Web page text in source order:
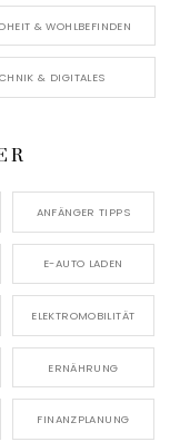
& WOHLBEFINDEN
& DIGITALES
ANFÄNGER TIPPS
E-AUTO LADEN
ELEKTROMOBILITÄT
ERNÄHRUNG
FINANZPLANUNG